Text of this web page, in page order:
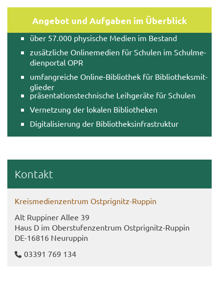
An­ge­bot und Auf­ga­ben im Über­blick
über 57.000 phy­si­sche Me­di­en im Be­stand
zu­sätz­li­che On­line­me­di­en für Schu­len im Schul­me­
di­en­por­tal OPR
um­fang­rei­che Online-​Bibliothek für Bi­blio­theks­mit­
glie­der
prä­sen­ta­ti­ons­tech­ni­sche Leih­ge­rä­te für Schu­len
Ver­net­zung der lo­ka­len Bi­blio­the­ken
Di­gi­ta­li­sie­rung der Bi­blio­theks­in­fra­struk­tur
Kon­takt
Kreis­me­di­en­zen­trum Ostprignitz-​Ruppin
Alt Rup­pi­ner Allee 39
Haus D im Ober­stu­fen­zen­trum Ostprignitz-​Ruppin
DE-​16816 Neu­rup­pin
03391 769 134